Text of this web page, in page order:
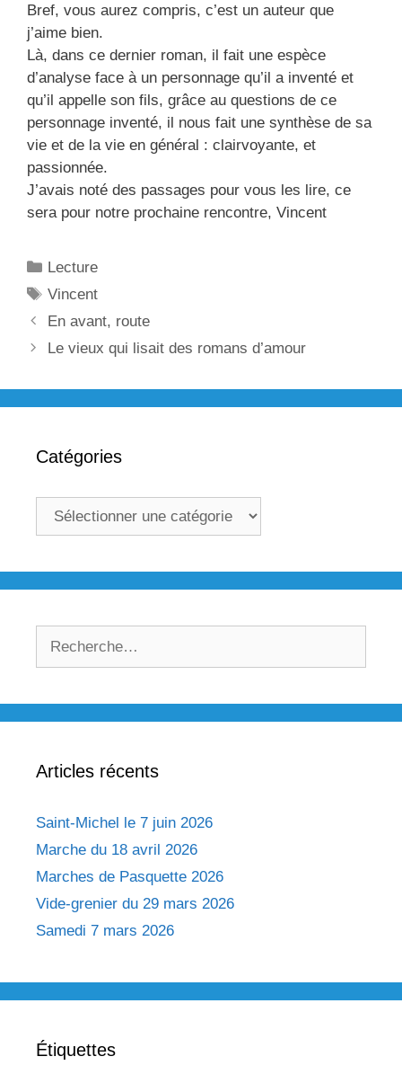
Bref, vous aurez compris, c’est un auteur que
j’aime bien.
Là, dans ce dernier roman, il fait une espèce
d’analyse face à un personnage qu’il a inventé et
qu’il appelle son fils, grâce au questions de ce
personnage inventé, il nous fait une synthèse de sa
vie et de la vie en général : clairvoyante, et
passionnée.
J’avais noté des passages pour vous les lire, ce
sera pour notre prochaine rencontre, Vincent
Catégories
Lecture
Étiquettes
Vincent
Navigation
des
En avant, route
Le vieux qui lisait des romans d’amour
Catégories
Catégories
Articles récents
Saint-Michel le 7 juin 2026
Marche du 18 avril 2026
Marches de Pasquette 2026
Vide-grenier du 29 mars 2026
Samedi 7 mars 2026
Étiquettes